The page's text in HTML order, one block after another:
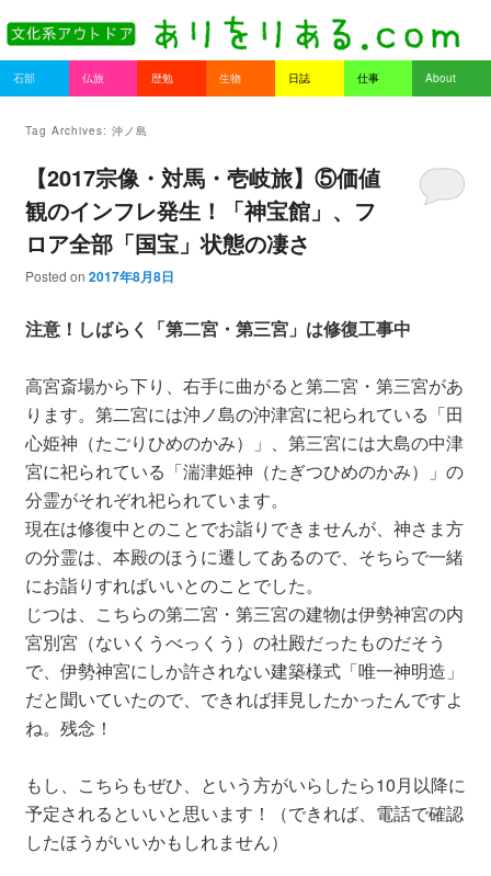
Main menu
Skip to primary content
Skip to secondary content
石部 仏旅 歴勉 生物 日誌 仕事 About
Tag Archives: 沖ノ島
【2017宗像・対馬・壱岐旅】⑤価値
観のインフレ発生！「神宝館」、フ
ロア全部「国宝」状態の凄さ
Posted on 2017年8月8日
注意！しばらく「第二宮・第三宮」は修復工事中
高宮斎場から下り、右手に曲がると第二宮・第三宮があ
ります。第二宮には沖ノ島の沖津宮に祀られている「田
心姫神（たごりひめのかみ）」、第三宮には大島の中津
宮に祀られている「湍津姫神（たぎつひめのかみ）」の
分霊がそれぞれ祀られています。
現在は修復中とのことでお詣りできませんが、神さま方
の分霊は、本殿のほうに遷してあるので、そちらで一緒
にお詣りすればいいとのことでした。
じつは、こちらの第二宮・第三宮の建物は伊勢神宮の内
宮別宮（ないくうべっくう）の社殿だったものだそう
で、伊勢神宮にしか許されない建築様式「唯一神明造」
だと聞いていたので、できれば拝見したかったんですよ
ね。残念！
もし、こちらもぜひ、という方がいらしたら10月以降に
予定されるといいと思います！（できれば、電話で確認
したほうがいいかもしれません）